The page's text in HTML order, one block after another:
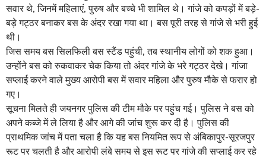
सवार थे, जिनमें महिलाएं, पुरुष और बच्चे भी शामिल थे। गांजे को कपड़ों में बड़े-
बड़े गट्ठर बनाकर बस के अंदर रखा गया था। बस पूरी तरह से गांजे से भरी हुई
थी।
जिस समय बस सिलफिली बस स्टैंड पहुंची, तब स्थानीय लोगों को शक हुआ।
उन्होंने बस को रुकवाकर चेक किया तो अंदर गांजे के भरे गट्ठर देखे। गांजा
सप्लाई करने वाले मुख्य आरोपी बस में सवार महिला और पुरुष मौके से फरार हो
गए।
सूचना मिलते ही जयनगर पुलिस की टीम मौके पर पहुंच गई। पुलिस ने बस को
अपने कब्जे में ले लिया है और आगे की जांच शुरू कर दी है। पुलिस की
प्राथमिक जांच में पता चला है कि यह बस नियमित रूप से अंबिकापुर-सूरजपुर
रूट पर चलती है और आरोपी लंबे समय से इस रूट पर गांजे की सप्लाई कर रहे